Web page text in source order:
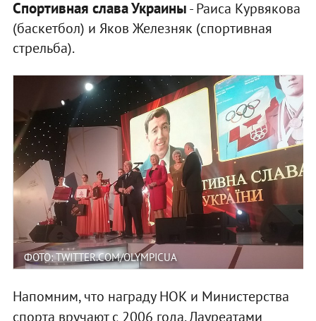
Спортивная слава Украины- Раиса Курвякова
(баскетбол) и Яков Железняк (спортивная
стрельба).
ФОТО: TWITTER.COM/OLYMPICUA
Напомним, что награду НОК и Министерства
спорта вручают с 2006 года. Лауреатами